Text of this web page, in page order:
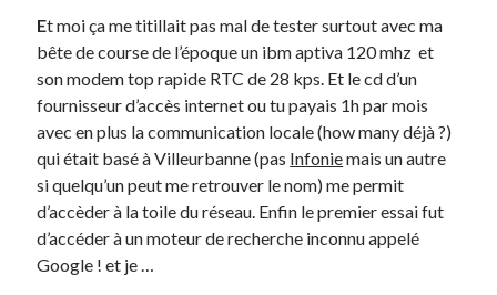
littlecelt dansComment j’ai opéré ma vélorution toute personnelle
AnthonydansComment j’ai opéré ma vélorution toute personnelle
Renaud Ducherdans Comment j’ai opéré ma vélorution toute
personnelle
On parle de quoi ?
A Lyon
Bon plan du dimanche
Et moi ça me titillait pas mal de tester surtout avec ma
bête de course de l’époque un ibm aptiva 120 mhz et
son modem top rapide RTC de 28 kps. Et le cd d’un
fournisseur d’accès internet ou tu payais 1h par mois
avec en plus la communication locale (how many déjà ?)
qui était basé à Villeurbanne (pas Infoniemais un autre
si quelqu’un peut me retrouver le nom) me permit
d’accèder à la toile du réseau. Enfin le premier essai fut
d’accéder à un moteur de recherche inconnu appelé
Google ! et je …